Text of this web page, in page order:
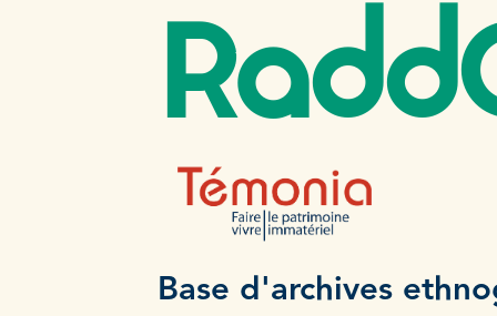
Base d'archives